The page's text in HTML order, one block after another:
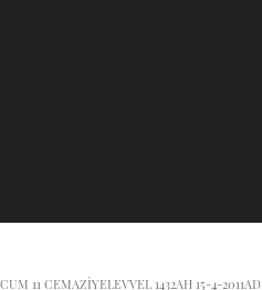
CUM 11 CEMAZIYELEVVEL 1432AH 15-4-2011AD